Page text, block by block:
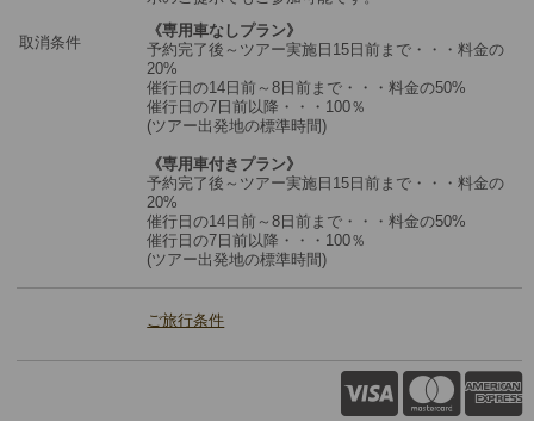
取消条件
《専用車なしプラン》
予約完了後～ツアー実施日15日前まで・・・料金の
20%
催行日の14日前～8日前まで・・・料金の50%
催行日の7日前以降・・・100％
(ツアー出発地の標準時間)
《専用車付きプラン》
予約完了後～ツアー実施日15日前まで・・・料金の
20%
催行日の14日前～8日前まで・・・料金の50%
催行日の7日前以降・・・100％
(ツアー出発地の標準時間)
ご旅行条件